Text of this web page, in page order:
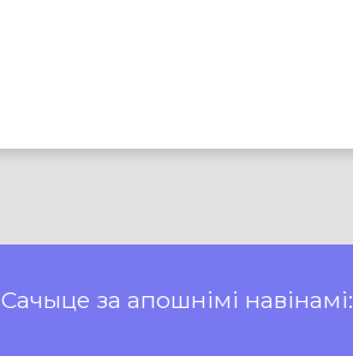
Сачыце за апошнімі навінамі: